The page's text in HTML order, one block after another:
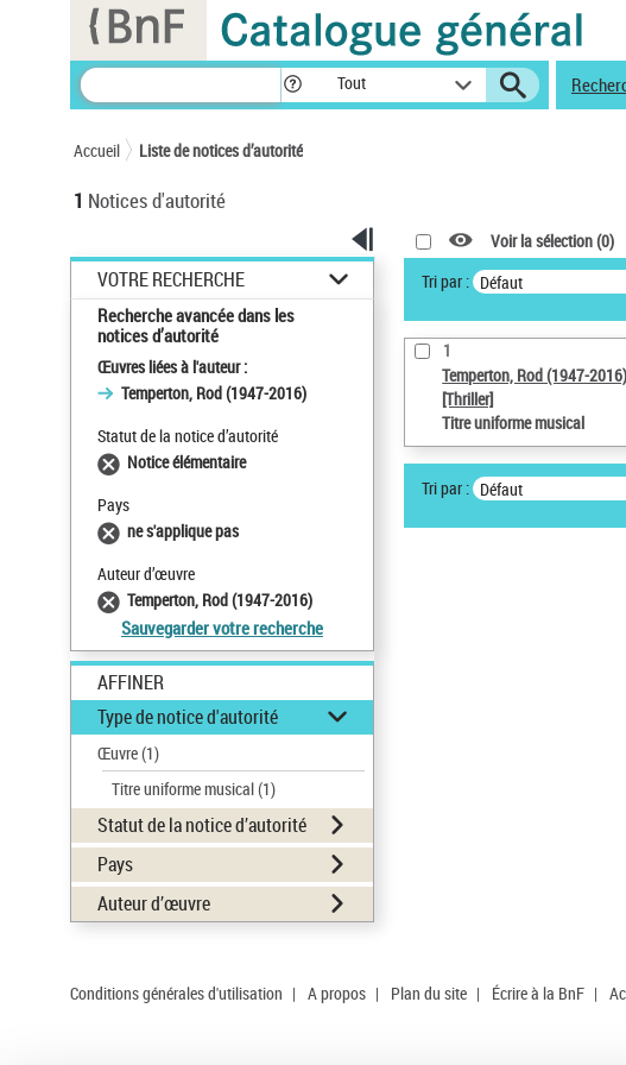
Tout
Accueil Liste de notices d’autorité
1 Notices d'autorité
VOTRE RECHERCHE
Recherche avancée dans les
notices d’autorité
Œuvres liées à l'auteur :
Temperton, Rod (1947-2016)
Statut de la notice d’autorité
Notice élémentaire
Pays
ne s'applique pas
Auteur d’œuvre
Temperton, Rod (1947-2016)
Sauvegarder votre recherche
AFFINER
Type de notice d'autorité
Œuvre(1)
Titre uniforme musical(1)
Statut de la notice d’autorité
Pays
Auteur d’œuvre
Voir la sélection (0)
Tri par : Défaut
1
Temperton, Rod (1947-2016)
[Thriller]
Titre uniforme musical
Tri par : Défaut
Conditions générales d'utilisation | A propos | Plan du site | Écrire à la BnF |
Panneau de gestion des cookies